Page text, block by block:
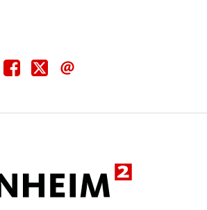
Teile
diese
Teile
diese